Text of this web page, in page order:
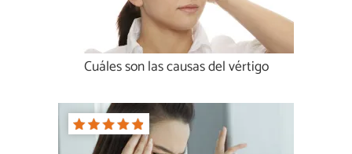
Cuáles son las causas del vértigo